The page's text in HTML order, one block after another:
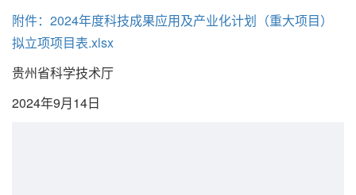
附件：2024年度科技成果应用及产业化计划（重大项目）
拟立项项目表.xlsx
贵州省科学技术厅
2024年9月14日